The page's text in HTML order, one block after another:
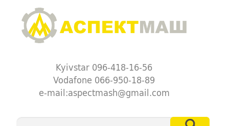
Kyivstar 096-418-16-56
Vodafone 066-950-18-89
e-mail:aspectmash@gmail.com